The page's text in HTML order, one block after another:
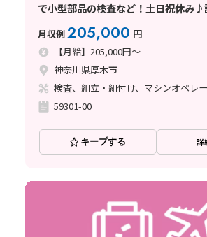
で小型部品の検査など！土日祝休み♪
月収例205,000 円
【月給】205,000円～
神奈川県厚木市
59301-00
キープする 詳